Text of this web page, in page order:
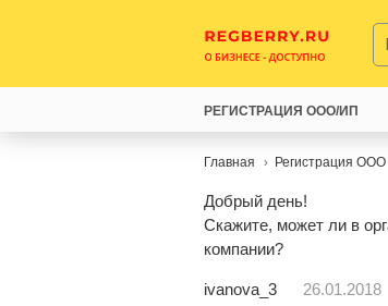
Главная Регистрация ООО
Добрый день!
Скажите, может ли в
компании?
ivanova_3 26.01.2018
РЕГИСТРАЦИЯ ООО/ИП